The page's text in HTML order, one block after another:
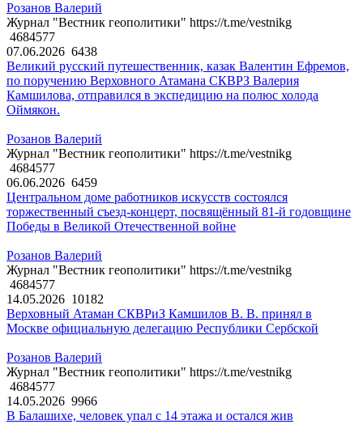
Розанов Валерий
Журнал "Вестник геополитики" https://t.me/vestnikg
4684577
07.06.2026 6438
Великий русский путешественник, казак Валентин Ефремов,
по поручению Верховного Атамана СКВРЗ Валерия
Камшилова, отправился в экспедицию на полюс холода
Оймякон.
Розанов Валерий
Журнал "Вестник геополитики" https://t.me/vestnikg
4684577
06.06.2026 6459
Центральном доме работников искусств состоялся
торжественный съезд-концерт, посвящённый 81-й годовщине
Победы в Великой Отечественной войне
Розанов Валерий
Журнал "Вестник геополитики" https://t.me/vestnikg
4684577
14.05.2026 10182
Верховный Атаман СКВРиЗ Камшилов В. В. принял в
Москве официальную делегацию Республики Сербской
Розанов Валерий
Журнал "Вестник геополитики" https://t.me/vestnikg
4684577
14.05.2026 9966
В Балашихе, человек упал с 14 этажа и остался жив